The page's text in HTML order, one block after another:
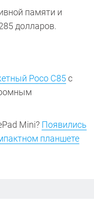
памяти и
долларов.
Poco C85с
Mini? Появились
планшете